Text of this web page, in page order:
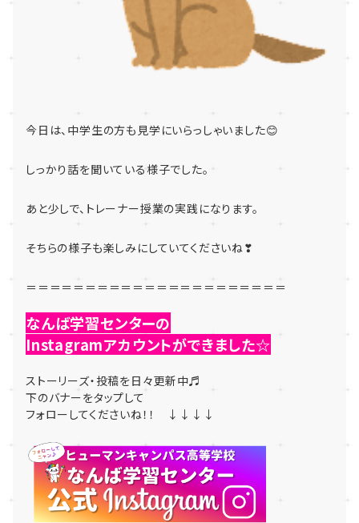
今日は、中学生の方も見学にいらっしゃいました😊
しっかり話を聞いている様子でした。
あと少しで、トレーナー授業の実践になります。
そちらの様子も楽しみにしていてくださいね❣
＝＝＝＝＝＝＝＝＝＝＝＝＝＝＝＝＝＝＝＝＝＝
なんば学習センターの
Instagramアカウントができました☆
ストーリーズ・投稿を日々更新中♬
下のバナーをタップして
フォローしてくださいね！！ ↓↓↓↓